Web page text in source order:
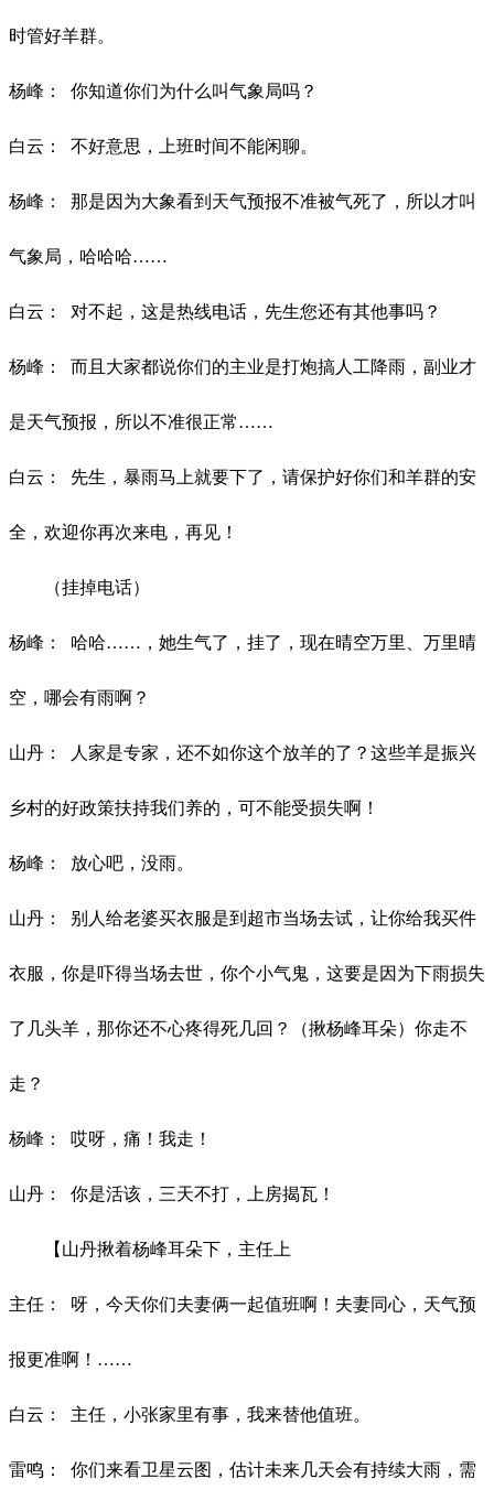
时管好羊群。
杨峰： 你知道你们为什么叫气象局吗？
白云： 不好意思，上班时间不能闲聊。
杨峰： 那是因为大象看到天气预报不准被气死了，所以才叫
气象局，哈哈哈……
白云： 对不起，这是热线电话，先生您还有其他事吗？
杨峰： 而且大家都说你们的主业是打炮搞人工降雨，副业才
是天气预报，所以不准很正常……
白云： 先生，暴雨马上就要下了，请保护好你们和羊群的安
全，欢迎你再次来电，再见！
（挂掉电话）
杨峰： 哈哈……，她生气了，挂了，现在晴空万里、万里晴
空，哪会有雨啊？
山丹： 人家是专家，还不如你这个放羊的了？这些羊是振兴
乡村的好政策扶持我们养的，可不能受损失啊！
杨峰： 放心吧，没雨。
山丹： 别人给老婆买衣服是到超市当场去试，让你给我买件
衣服，你是吓得当场去世，你个小气鬼，这要是因为下雨损失
了几头羊，那你还不心疼得死几回？（揪杨峰耳朵）你走不
走？
杨峰： 哎呀，痛！我走！
山丹： 你是活该，三天不打，上房揭瓦！
【山丹揪着杨峰耳朵下，主任上
主任： 呀，今天你们夫妻俩一起值班啊！夫妻同心，天气预
报更准啊！ ……
白云： 主任，小张家里有事，我来替他值班。
雷鸣： 你们来看卫星云图，估计未来几天会有持续大雨，需